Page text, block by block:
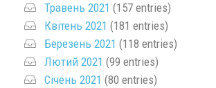
Травень 2021 (157 entries)
Квітень 2021 (181 entries)
Березень 2021 (118 entries)
Лютий 2021 (99 entries)
Січень 2021 (80 entries)